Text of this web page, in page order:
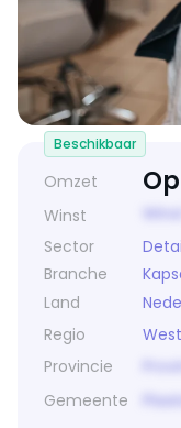
Omzet
Winst
Sector
Branche
Land
Regio
Provincie
Gemeente
Beschikbaar